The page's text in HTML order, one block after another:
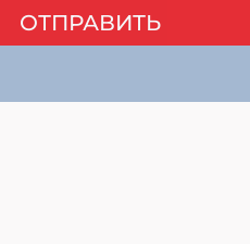
ОТПРАВИТЬ